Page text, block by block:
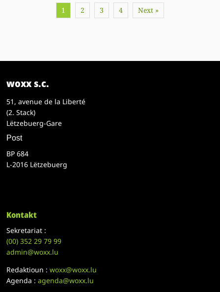
1 2 3 4 Next »
woxx s.c.
51, avenue de la Liberté
(2. Stack)
Lëtzebuerg-Gare
Post
BP 684
L-2016 Lëtzebuerg
Kontakt
Sekretariat :
(00)352 29 79 99
admin@woxx.lu
Redaktioun :woxx@woxx.lu
Agenda :agenda@woxx.lu